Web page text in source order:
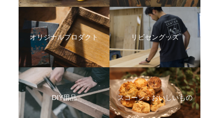
オリジナルプロダクト リビセングッズ
DIY用品 スコーン・おいしいもの